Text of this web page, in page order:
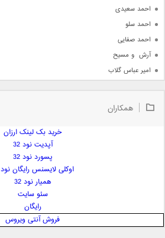
احمد سعیدی
احمد سلو
احمد صفایی
آرش  و مسیح
امیر عباس گلاب
امیر علی
ایمان غلامی
همکاران
خرید بک لینک ارزان
آپدیت نود 32
پسورد نود 32
اوکلی لایسنس رایگان نود 32
همیار نود 32
سئو سایت
رایگان
فروش آنتی ویروس